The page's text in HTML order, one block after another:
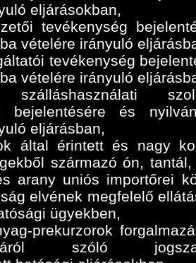
eljárásokban,
tevékenység
vételére irányuló
tevékenység
vételére irányuló
bejelentésére és
eljárásban,
által érintett és nagy
származó ón,
arany uniós importőrei
elvének megfelelő
ügyekben,
prekurzorok
szóló